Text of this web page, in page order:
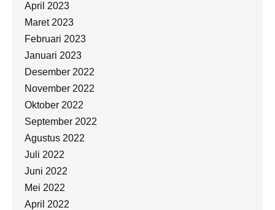
April 2023
Maret 2023
Februari 2023
Januari 2023
Desember 2022
November 2022
Oktober 2022
September 2022
Agustus 2022
Juli 2022
Juni 2022
Mei 2022
April 2022